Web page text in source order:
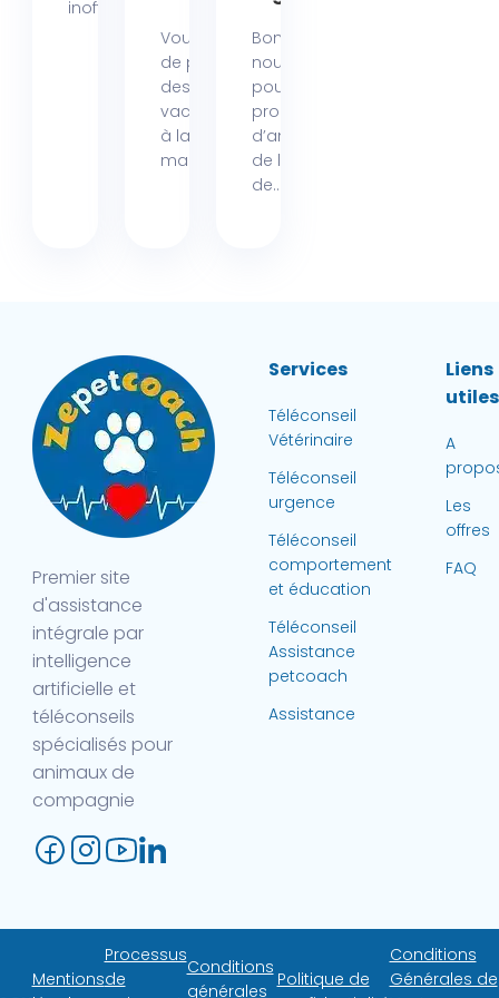
inoffensif....
Vous rêvez
de passer
des
vacances
à la mer,
mais...
Bonne
nouvelle
pour les
propriétaires
d’animaux
de la région
de...
Premier site
d'assistance
intégrale par
intelligence
artificielle et
téléconseils
spécialisés pour
animaux de
compagnie
Services
Téléconseil
Vétérinaire
Téléconseil
urgence
Téléconseil
comportement
et éducation
Téléconseil
Assistance
petcoach
Assistance
Liens
utiles
A
Les
offres
FAQ
Mentions
Processus
de
Conditions
générales
Politique de
Conditions
Générales de